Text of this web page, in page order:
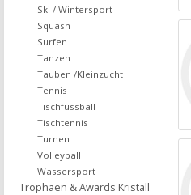
Ski / Wintersport
Squash
Surfen
Tanzen
Tauben /Kleinzucht
Tennis
Tischfussball
Tischtennis
Turnen
Volleyball
Wassersport
Trophäen & Awards Kristall